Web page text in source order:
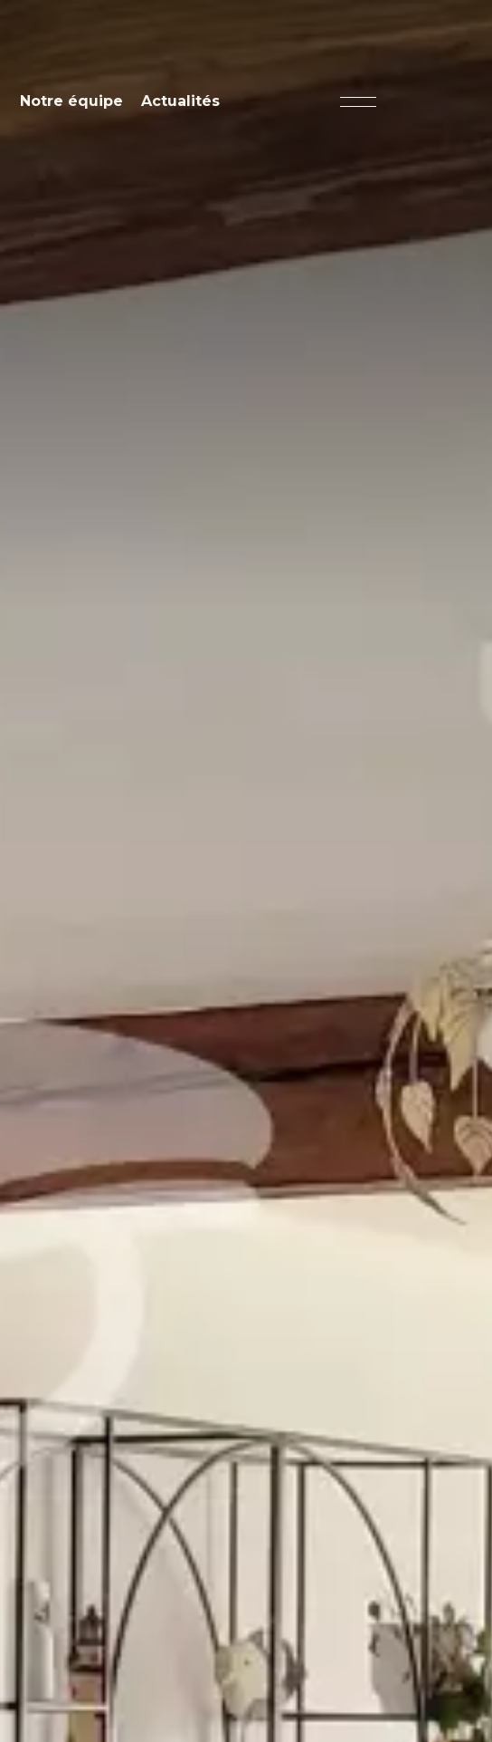
Notre équipe Actualités